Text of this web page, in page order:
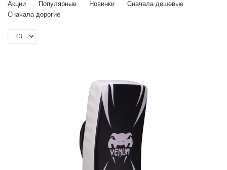
Акции
Популярные Новинки
Сначала дешевые
Сначала дорогие